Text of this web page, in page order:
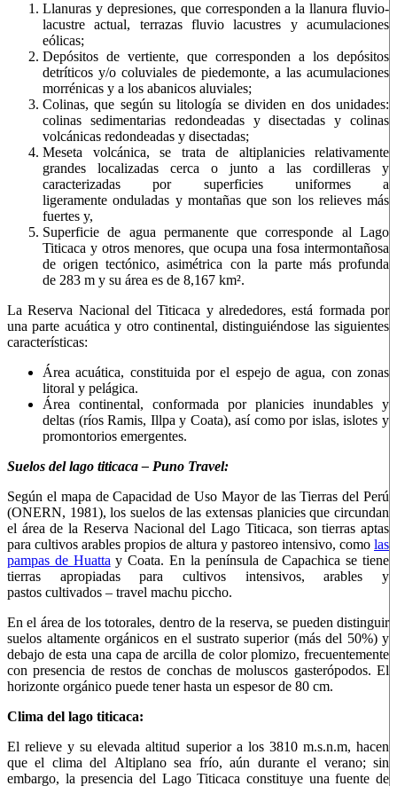
Llanuras y depresiones, que corresponden a la llanura fluvio-
lacustre actual, terrazas fluvio lacustres y acumulaciones
eólicas;
Depósitos de vertiente, que corresponden a los depósitos
detríticos y/o coluviales de piedemonte, a las acumulaciones
morrénicas y a los abanicos aluviales;
Colinas, que según su litología se dividen en dos unidades:
colinas sedimentarias redondeadas y disectadas y colinas
volcánicas redondeadas y disectadas;
Meseta volcánica, se trata de altiplanicies relativamente
grandes localizadas cerca o junto a las cordilleras y
caracterizadas por superficies uniformes a
ligeramente onduladas y montañas que son los relieves más
fuertes y,
Superficie de agua permanente que corresponde al Lago
Titicaca y otros menores, que ocupa una fosa intermontañosa
de origen tectónico, asimétrica con la parte más profunda
de 283 m y su área es de 8,167 km².
La Reserva Nacional del Titicaca y alrededores, está formada por
una parte acuática y otro continental, distinguiéndose las siguientes
características:
Área acuática, constituida por el espejo de agua, con zonas
litoral y pelágica.
Área continental, conformada por planicies inundables y
deltas (ríos Ramis, Illpa y Coata), así como por islas, islotes y
promontorios emergentes.
Suelos del lago titicaca – Puno Travel:
Según el mapa de Capacidad de Uso Mayor de las Tierras del Perú
(ONERN, 1981), los suelos de las extensas planicies que circundan
el área de la Reserva Nacional del Lago Titicaca, son tierras aptas
para cultivos arables propios de altura y pastoreo intensivo, como las
pampas de Huatta y Coata. En la península de Capachica se tiene
tierras apropiadas para cultivos intensivos, arables y
pastos cultivados – travel machu piccho.
En el área de los totorales, dentro de la reserva, se pueden distinguir
suelos altamente orgánicos en el sustrato superior (más del 50%) y
debajo de esta una capa de arcilla de color plomizo, frecuentemente
con presencia de restos de conchas de moluscos gasterópodos. El
horizonte orgánico puede tener hasta un espesor de 80 cm.
Clima del lago titicaca:
El relieve y su elevada altitud superior a los 3810 m.s.n.m, hacen
que el clima del Altiplano sea frío, aún durante el verano; sin
embargo, la presencia del Lago Titicaca constituye una fuente de